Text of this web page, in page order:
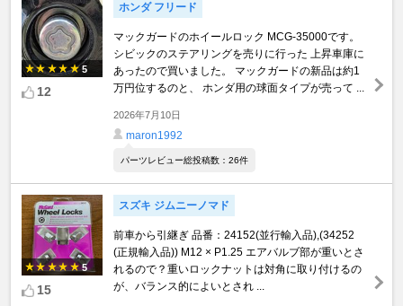
5
12
ホンダ フリード
マックガードのホイールロック MCG-35000です。
シビックのステアリングを売りに行った 上昇車庫に
あったので買いました。 マックガードの新品は約1
万円位するのと、 ホンダ用の球面タイプが売って ...
2026年7月10日
maron1992
パーツレビュー総投稿数：26件
5
15
スズキ ジムニーノマド
前車から引継ぎ 品番：24152(並行輸入品),(34252
(正規輸入品)) M12 × P1.25 エアバルブ部が重いとさ
れるので？重いロックナットは対角に取り付けるの
が、バランス的によいとされ ...